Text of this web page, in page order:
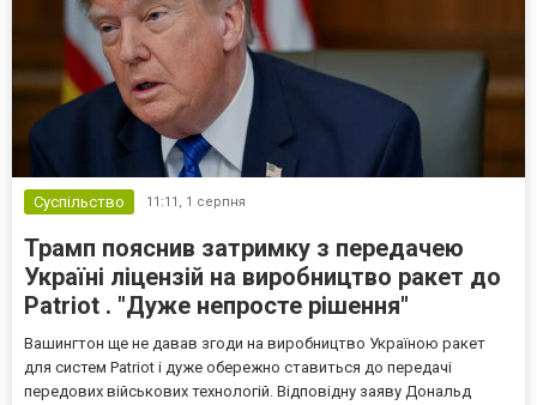
Суспільство 11:11, 1 серпня
Трамп пояснив затримку з передачею
Україні ліцензій на виробництво ракет до
Patriot . "Дуже непросте рішення"
Вашингтон ще не давав згоди на виробництво Україною ракет
для систем Patriot і дуже обережно ставиться до передачі
передових військових технологій. Відповідну заяву Дональд